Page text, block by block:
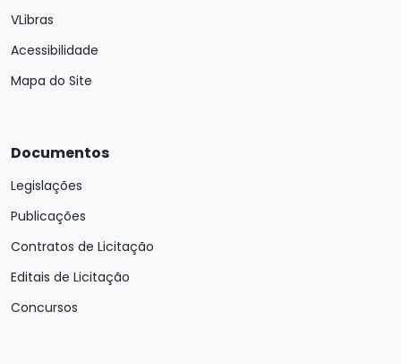
VLibras
Acessibilidade
Mapa do Site
Documentos
Legislações
Publicações
Contratos de Licitação
Editais de Licitação
Concursos